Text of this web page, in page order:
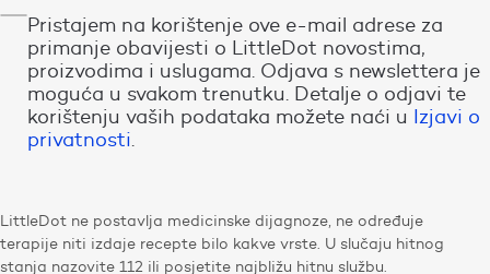
Pristajem na korištenje ove e-mail adrese za
primanje obavijesti o LittleDot novostima,
proizvodima i uslugama. Odjava s newslettera je
moguća u svakom trenutku. Detalje o odjavi te
korištenju vaših podataka možete naći u Izjavi o
privatnosti.
LittleDot ne postavlja medicinske dijagnoze, ne određuje
terapije niti izdaje recepte bilo kakve vrste. U slučaju hitnog
stanja nazovite 112 ili posjetite najbližu hitnu službu.